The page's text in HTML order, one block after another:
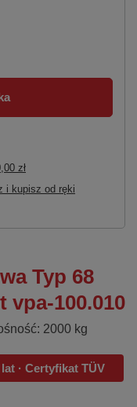
zł
i kupisz od ręki
Typ 68
vpa-100.010
2000 kg
· Certyfikat TÜV